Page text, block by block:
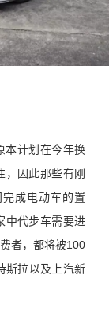
本计划在今年换
，因此那些有刚
成电动车的置
中代步车需要进
者，都将被100
斯拉以及上汽新